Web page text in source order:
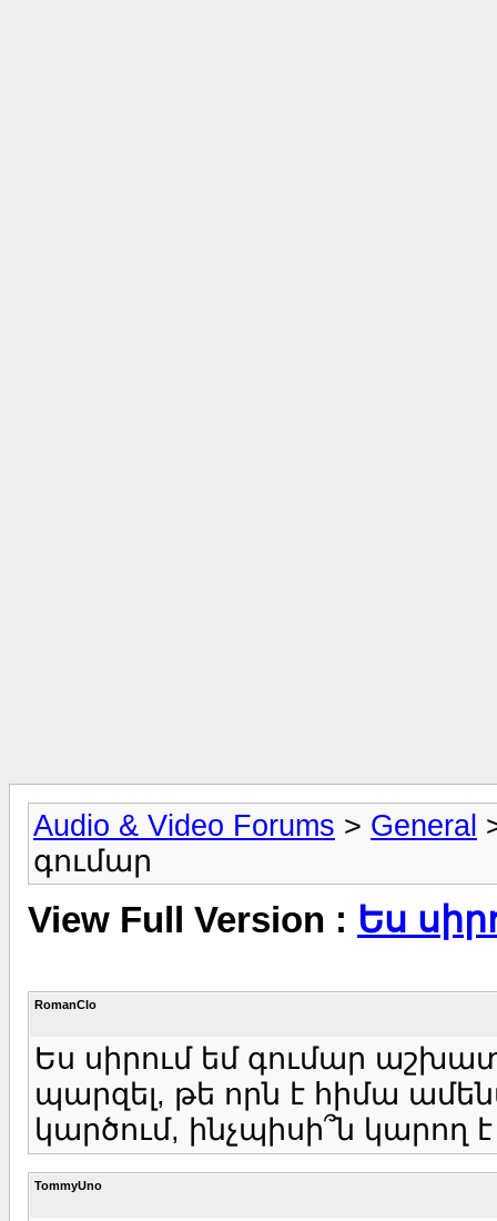
Audio & Video Forums > General
գումար
View Full Version : Ես
RomanClo
Ես սիրում եմ գումար
պարզել, թե որն է հիմա
կարծում, ինչպիսի՞ն կարող
TommyUno